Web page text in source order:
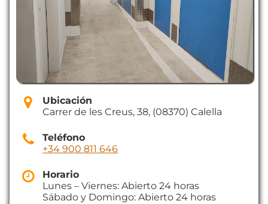
Ubicación
Carrer de les Creus, 38, (08370) Calella
Teléfono
+34 900 811 646
Horario
Lunes – Viernes: Abierto 24 horas
Sábado y Domingo: Abierto 24 horas